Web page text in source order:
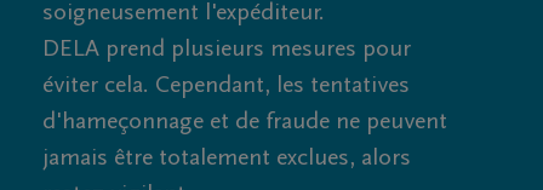
soigneusement l'expéditeur.
DELA prend plusieurs mesures pour
éviter cela. Cependant, les tentatives
d'hameçonnage et de fraude ne peuvent
jamais être totalement exclues, alors